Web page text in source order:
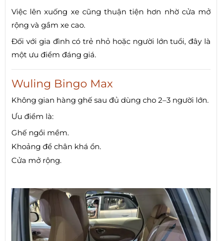
Việc lên xuống xe cũng thuận tiện hơn nhờ cửa mở
rộng và gầm xe cao.
Đối với gia đình có trẻ nhỏ hoặc người lớn tuổi, đây là
một ưu điểm đáng giá.
Wuling Bingo Max
Không gian hàng ghế sau đủ dùng cho 2–3 người lớn.
Ưu điểm là:
Ghế ngồi mềm.
Khoảng để chân khá ổn.
Cửa mở rộng.